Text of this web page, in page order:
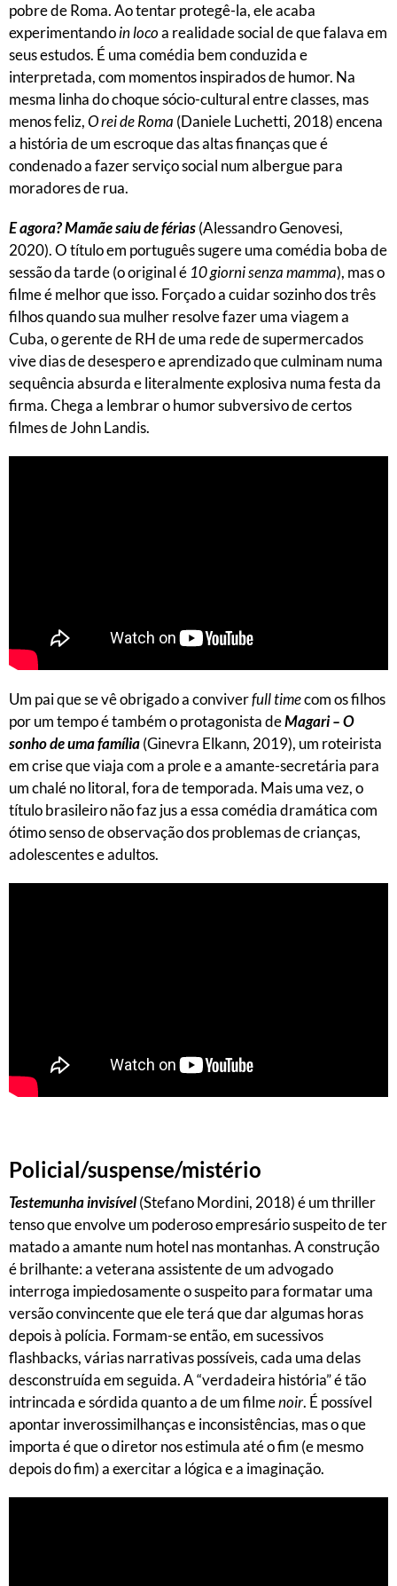
pobre de Roma. Ao tentar protegê-la, ele acaba
experimentandoin locoa realidade social de que falava em
seus estudos. É uma comédia bem conduzida e
interpretada, com momentos inspirados de humor. Na
mesma linha do choque sócio-cultural entre classes, mas
menos feliz,O rei de Roma (Daniele Luchetti, 2018) encena
a história de um escroque das altas finanças que é
condenado a fazer serviço social num albergue para
moradores de rua.
E agora? Mamãe saiu de férias(Alessandro Genovesi,
2020). O título em português sugere uma comédia boba de
sessão da tarde (o original é 10 giorni senza mamma), mas o
filme é melhor que isso. Forçado a cuidar sozinho dos três
filhos quando sua mulher resolve fazer uma viagem a
Cuba, o gerente de RH de uma rede de supermercados
vive dias de desespero e aprendizado que culminam numa
sequência absurda e literalmente explosiva numa festa da
firma. Chega a lembrar o humor subversivo de certos
filmes de John Landis.
Um pai que se vê obrigado a conviverfull timecom os filhos
por um tempo é também o protagonista deMagari – O
sonho de uma família(Ginevra Elkann, 2019), um roteirista
em crise que viaja com a prole e a amante-secretária para
um chalé no litoral, fora de temporada. Mais uma vez, o
título brasileiro não faz jus a essa comédia dramática com
ótimo senso de observação dos problemas de crianças,
adolescentes e adultos.
Policial/suspense/mistério
Testemunha invisível(Stefano Mordini, 2018) é um thriller
tenso que envolve um poderoso empresário suspeito de ter
matado a amante num hotel nas montanhas. A construção
é brilhante: a veterana assistente de um advogado
interroga impiedosamente o suspeito para formatar uma
versão convincente que ele terá que dar algumas horas
depois à polícia. Formam-se então, em sucessivos
flashbacks, várias narrativas possíveis, cada uma delas
desconstruída em seguida. A “verdadeira história” é tão
intrincada e sórdida quanto a de um filmenoir. É possível
apontar inverossimilhanças e inconsistências, mas o que
importa é que o diretor nos estimula até o fim (e mesmo
depois do fim) a exercitar a lógica e a imaginação.